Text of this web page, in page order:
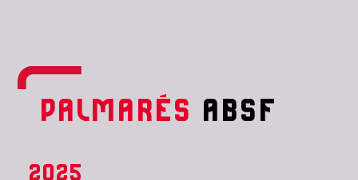
PALMARÉS ABSF
2025